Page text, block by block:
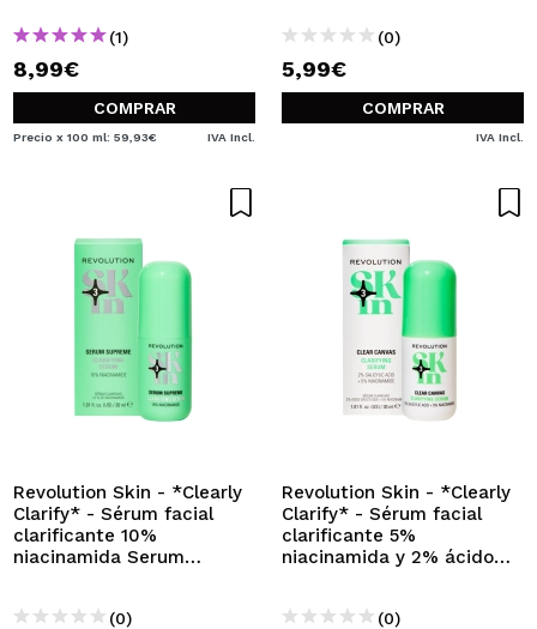
(1)
8,99€
COMPRAR
Precio x 100 ml: 59,93€ IVA Incl.
(0)
5,99€
COMPRAR
IVA Incl.
Revolution Skin - *Clearly
Clarify* - Sérum facial
clarificante 10%
niacinamida Serum
(0)
Revolution Skin - *Clearly
Clarify* - Sérum facial
clarificante 5%
niacinamida y 2% ácido
(0)